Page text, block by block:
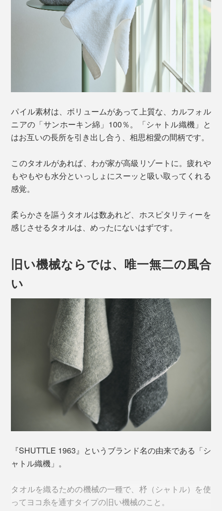
パイル素材は、ボリュームがあって上質な、カルフォル
ニアの「サンホーキン綿」100％。「シャトル織機」と
はお互いの長所を引き出し合う、相思相愛の間柄です。
このタオルがあれば、わが家が高級リゾートに。疲れや
もやもやも水分といっしょにスーッと吸い取ってくれる
感覚。
柔らかさを謳うタオルは数あれど、ホスピタリティーを
感じさせるタオルは、めったにないはずです。
旧い機械ならでは、唯一無二の風合
い
『SHUTTLE 1963』というブランド名の由来である「シ
ャトル織機」。
タオルを織るための機械の一種で、杼（シャトル）を使
ってヨコ糸を通すタイプの旧い機械のこと。